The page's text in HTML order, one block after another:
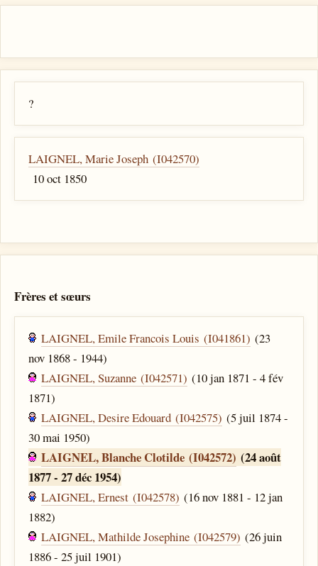
?
LAIGNEL, Marie Joseph (I042570)
10 oct 1850
Frères et sœurs
LAIGNEL, Emile Francois Louis (I041861) (23
nov 1868 - 1944)
LAIGNEL, Suzanne (I042571) (10 jan 1871 - 4 fév
1871)
LAIGNEL, Desire Edouard (I042575) (5 juil 1874 -
30 mai 1950)
LAIGNEL, Blanche Clotilde (I042572) (24 août
1877 - 27 déc 1954)
LAIGNEL, Ernest (I042578) (16 nov 1881 - 12 jan
1882)
LAIGNEL, Mathilde Josephine (I042579) (26 juin
1886 - 25 juil 1901)